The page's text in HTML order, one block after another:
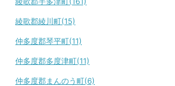
綾歌郡綾川町(15)
仲多度郡琴平町(11)
仲多度郡多度津町(11)
仲多度郡まんのう町(6)